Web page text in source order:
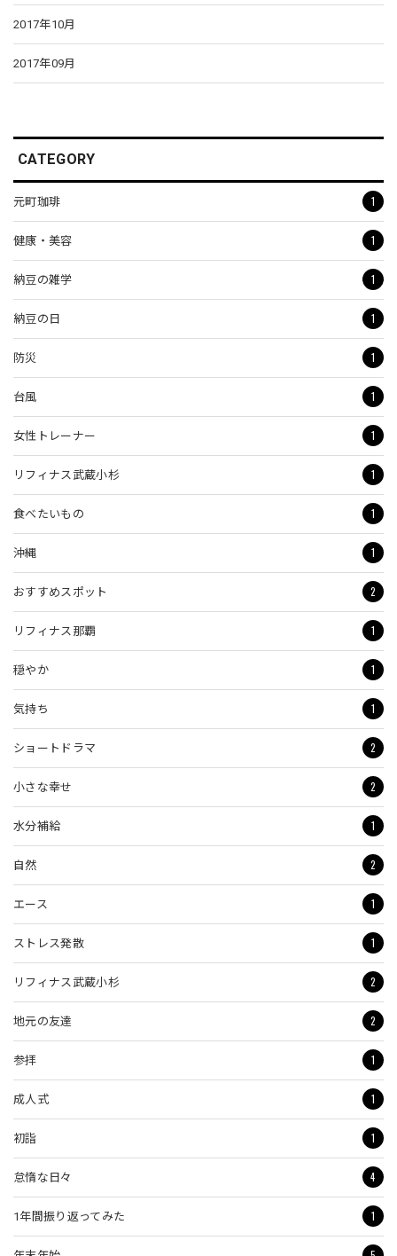
2017年10月
2017年09月
CATEGORY
元町珈琲 1
健康・美容 1
納豆の雑学 1
納豆の日 1
防災 1
台風 1
女性トレーナー 1
リフィナス武蔵小杉 1
食べたいもの 1
沖縄 1
おすすめスポット 2
リフィナス那覇 1
穏やか 1
気持ち 1
ショートドラマ 2
小さな幸せ 2
水分補給 1
自然 2
エース 1
ストレス発散 1
リフィナス武蔵小杉 2
地元の友達 2
参拝 1
成人式 1
初詣 1
怠惰な日々 4
1年間振り返ってみた 1